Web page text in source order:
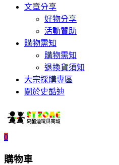
文章分享
好物分享
活動贊助
購物需知
購物需知
退換貨須知
大宗採購專區
關於史酷迪
0
購物車